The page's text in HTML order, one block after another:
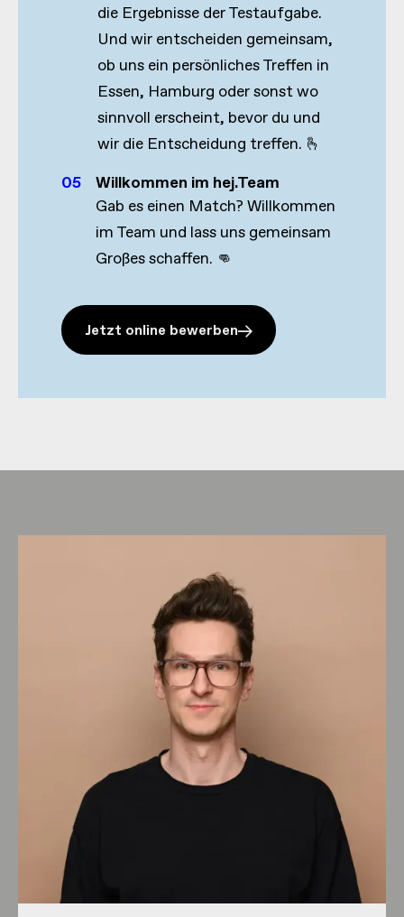
die Ergebnisse der Testaufgabe.
Und wir entscheiden gemeinsam,
ob uns ein persönliches Treffen in
Essen, Hamburg oder sonst wo
sinnvoll erscheint, bevor du und
wir die Entscheidung treffen. 🫰
05
Willkommen im hej.Team
Gab es einen Match? Willkommen
im Team und lass uns gemeinsam
Großes schaffen. 👊
Jetzt online bewerben